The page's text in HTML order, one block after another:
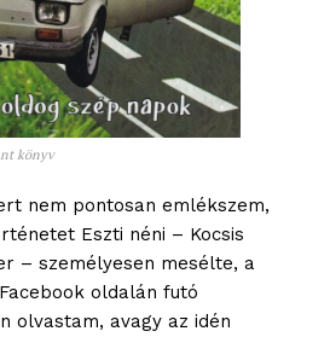
könyv
nem pontosan emlékszem,
Eszti néni – Kocsis
– személyesen mesélte, a
oldalán futó
olvastam, avagy az idén